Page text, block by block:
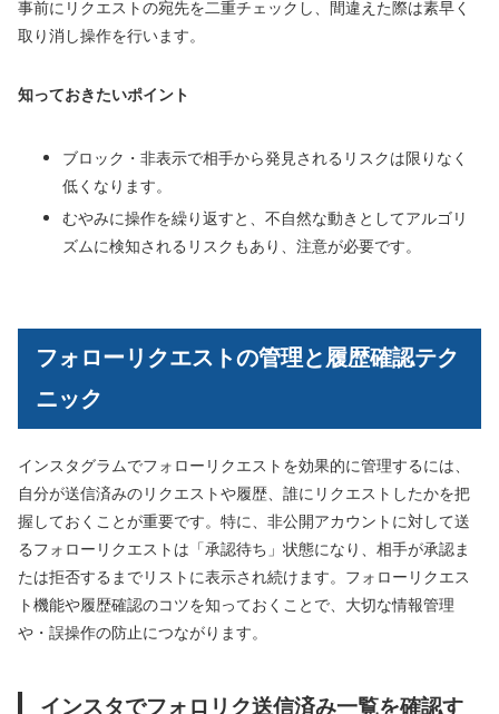
事前にリクエストの宛先を二重チェックし、間違えた際は素早く
取り消し操作を行います。
知っておきたいポイント
ブロック・非表示で相手から発見されるリスクは限りなく
低くなります。
むやみに操作を繰り返すと、不自然な動きとしてアルゴリ
ズムに検知されるリスクもあり、注意が必要です。
フォローリクエストの管理と履歴確認テク
ニック
インスタグラムでフォローリクエストを効果的に管理するには、
自分が送信済みのリクエストや履歴、誰にリクエストしたかを把
握しておくことが重要です。特に、非公開アカウントに対して送
るフォローリクエストは「承認待ち」状態になり、相手が承認ま
たは拒否するまでリストに表示され続けます。フォローリクエス
ト機能や履歴確認のコツを知っておくことで、大切な情報管理
や・誤操作の防止につながります。
インスタでフォロリク送信済み一覧を確認す